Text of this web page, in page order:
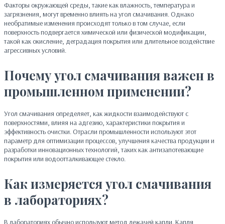
Факторы окружающей среды, такие как влажность, температура и
загрязнения, могут временно влиять на угол смачивания. Однако
необратимые изменения происходят только в том случае, если
поверхность подвергается химической или физической модификации,
такой как окисление, деградация покрытия или длительное воздействие
агрессивных условий.
Почему угол смачивания важен в
промышленном применении?
Угол смачивания определяет, как жидкости взаимодействуют с
поверхностями, влияя на адгезию, характеристики покрытия и
эффективность очистки. Отрасли промышленности используют этот
параметр для оптимизации процессов, улучшения качества продукции и
разработки инновационных технологий, таких как антизапотевающие
покрытия или водоотталкивающее стекло.
Как измеряется угол смачивания
в лабораториях?
В лабораториях обычно используют метод лежачей капли. Капля